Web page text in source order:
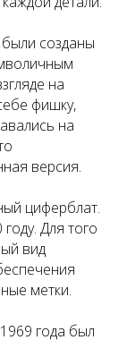
созданы
на
фишку,
на
версия.
циферблат.
Для того
вид
метки.
года был